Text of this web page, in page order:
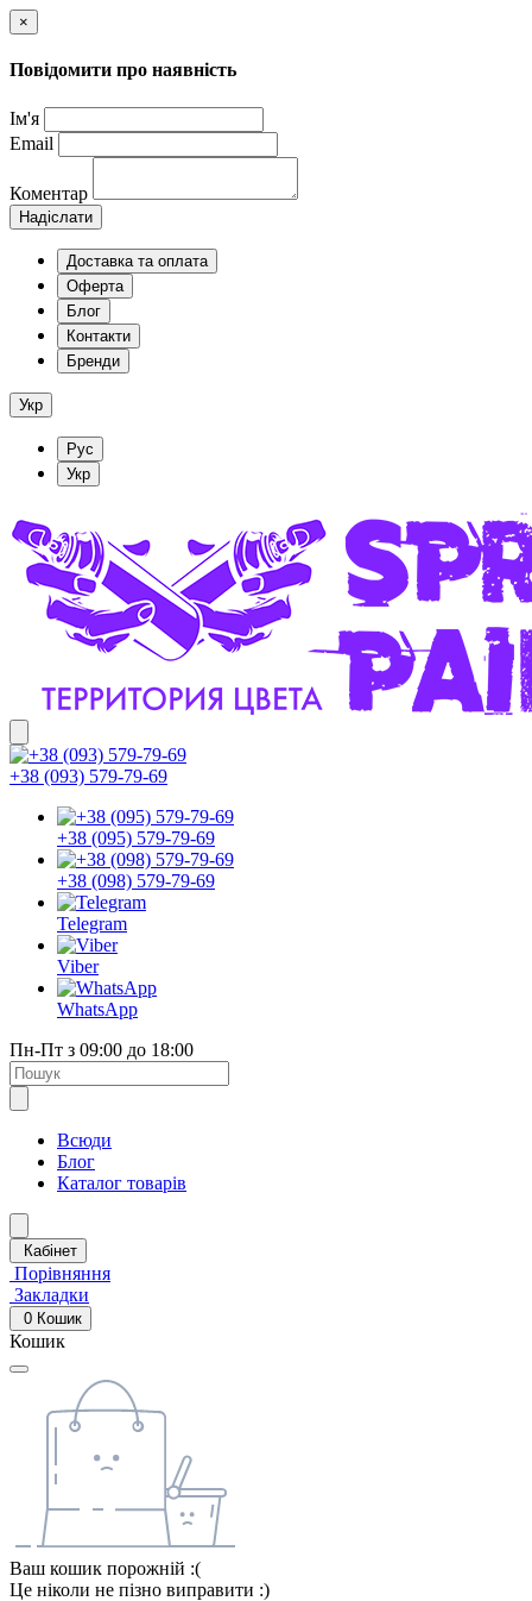
×
Повідомити про наявність
Ім'я
Email
Коментар
Надіслати
Доставка та оплата
Оферта
Блог
Контакти
Бренди
Укр
Рус
Укр
+38 (093) 579-79-69
+38 (095) 579-79-69
+38 (098) 579-79-69
Telegram
Viber
WhatsApp
Пн-Пт з 09:00 до 18:00
Всюди
Блог
Каталог товарів
Кабінет
Порівняння
Закладки
0 Кошик
Кошик
Ваш кошик порожній :(
Це ніколи не пізно виправити :)